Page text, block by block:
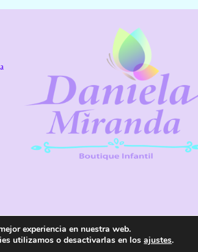
Accesibilidad
reservados.
experiencia en nuestra web.
utilizamos o desactivarlas en losajustes.